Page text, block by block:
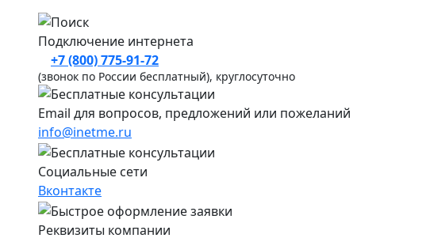
Подключение интернета
+7 (800) 775-91-72
(звонок по России бесплатный), круглосуточно
Email для вопросов, предложений или пожеланий
info@inetme.ru
Социальные сети
Вконтакте
Реквизиты компании